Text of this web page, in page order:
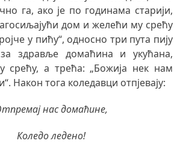
га, ако је по годинама старији,
дом и желећи му срећу
у пићу“, односно три пута пију
здравље домаћина и укућана,
срећу, а трећа: „Божија нек нам
Након тога коледавци отпјевају:
нас домаћине,
Коледо ледено!